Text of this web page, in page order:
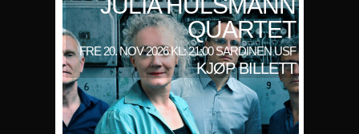
QUARTET
FRE 20. NOV 2026 KL: 21:00 SARDINEN USF
KJØP BILLETT